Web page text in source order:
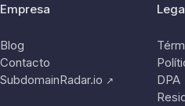
Empresa
Blog
Contacto
SubdomainRadar.io ↗
DPA